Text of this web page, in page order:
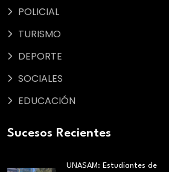
POLICIAL
TURISMO
DEPORTE
SOCIALES
EDUCACIÓN
Sucesos Recientes
UNASAM: Estudiantes de